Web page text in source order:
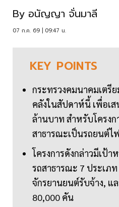
By อนัญญา จั่นมาลี
07 ก.ค. 69 | 09:47 น.
KEY POINTS
กระทรวงคมนาคมเตรี
คลังในสัปดาห์นี้ เพื่อเ
ล้านบาท สำหรับโครงก
สาธารณะเป็นรถยนต์ไ
โครงการดังกล่าวมีเป้
รถสาธารณะ 7 ประเภ
จักรยานยนต์รับจ้าง, แ
80,000 คัน